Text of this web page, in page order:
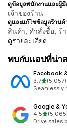
ดูข้อมูลพนักงานและผู้มี
เจ้าของร้าน
ดูและแก้ไขข้อมูลร้านค้
สินค้า, คำสั่งซื้อ, ร้
ดูรายละเอียด
พบกับแอปที่น่า
Facebook
3.7เต็ม 5 ดาว
(5,057)
ทั้งหมด 5057
Seamlessly
Google &
4.5เต็ม 5 ดาว
(5,065)
ทั้งหมด 5065
Drive sales